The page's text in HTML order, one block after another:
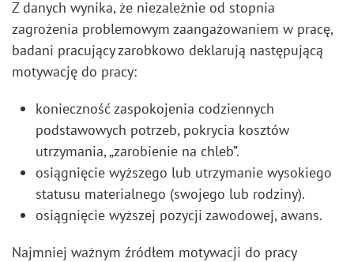
Z danych wynika, że niezależnie od stopnia
zagrożenia problemowym zaangażowaniem w pracę,
badani pracujący zarobkowo deklarują następującą
motywację do pracy:
konieczność zaspokojenia codziennych
podstawowych potrzeb, pokrycia kosztów
utrzymania, „zarobienie na chleb”.
osiągnięcie wyższego lub utrzymanie wysokiego
statusu materialnego (swojego lub rodziny).
osiągnięcie wyższej pozycji zawodowej, awans.
Najmniej ważnym źródłem motywacji do pracy